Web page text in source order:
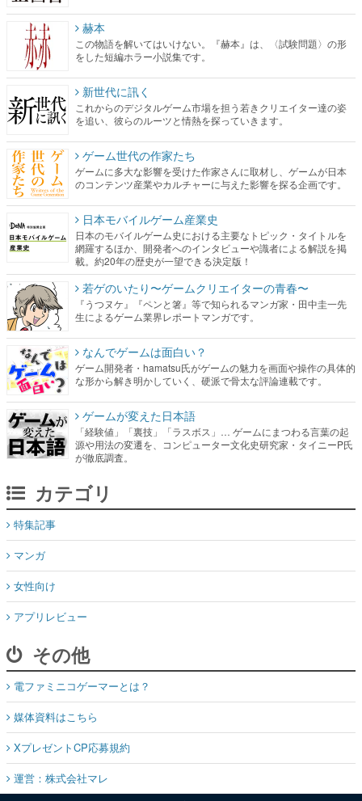
赫本
この物語を解いてはいけない。『赫本』は、〈試験問題〉の形
をした短編ホラー小説集です。
新世代に訊く
これからのデジタルゲーム市場を担う若きクリエイター達の姿
を追い、彼らのルーツと情熱を探っていきます。
ゲーム世代の作家たち
ゲームに多大な影響を受けた作家さんに取材し、ゲームが日本
のコンテンツ産業やカルチャーに与えた影響を探る企画です。
日本モバイルゲーム産業史
日本のモバイルゲーム史における主要なトピック・タイトルを
網羅するほか、開発者へのインタビューや識者による解説を掲
載。約20年の歴史が一望できる決定版！
若ゲのいたり〜ゲームクリエイターの青春〜
『うつヌケ』『ペンと箸』等で知られるマンガ家・田中圭一先
生によるゲーム業界レポートマンガです。
なんでゲームは面白い？
ゲーム開発者・hamatsu氏がゲームの魅力を画面や操作の具体的
な形から解き明かしていく、硬派で骨太な評論連載です。
ゲームが変えた日本語
「経験値」「裏技」「ラスボス」… ゲームにまつわる言葉の起
源や用法の変遷を、コンピューター文化史研究家・タイニーP氏
が徹底調査。
カテゴリ
特集記事
マンガ
女性向け
アプリレビュー
その他
電ファミニコゲーマーとは？
媒体資料はこちら
XプレゼントCP応募規約
運営：株式会社マレ